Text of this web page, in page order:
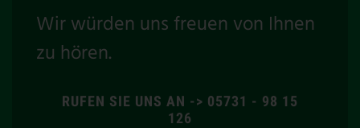
Wir würden uns freuen von Ihnen
zu hören.
RUFEN SIE UNS AN -> 05731 - 98 15
126